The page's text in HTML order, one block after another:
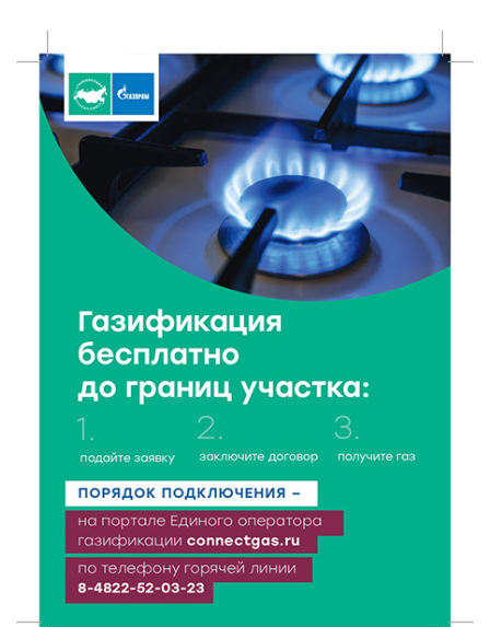
6 Авг 2026 08:10 189
В Твери открываются две масштабные выставки
известных художников
5 Авг 2026 23:02 392
В парке Твери прошла познавательная акция от
Госавтоинспекции
Названы самые грамотные профессии по итогам
«Тотального диктанта»
5 Авг 2026 21:02 379
От детских площадок до спортивных арен: в
Калининском округе подвели итоги программы
поддержки местных инициатив
5 Авг 2026 20:02 292
Большая гонка на Волге: 8 августа Калязин станет